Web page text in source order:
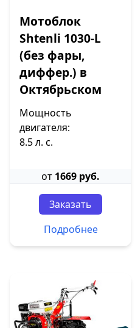
Мотоблок
Shtenli 1030-L
(без фары,
диффер.) в
Октябрьском
Мощность
двигателя:
8.5 л. с.
от 1669 руб.
Заказать
Подробнее